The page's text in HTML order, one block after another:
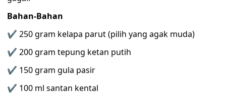
Bahan-Bahan
✔ 250 gram kelapa parut (pilih yang agak muda)
✔ 200 gram tepung ketan putih
✔ 150 gram gula pasir
✔ 100 ml santan kental